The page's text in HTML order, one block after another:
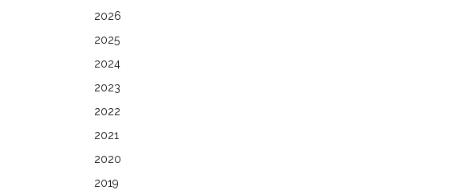
2026
2025
2024
2023
2022
2021
2020
2019